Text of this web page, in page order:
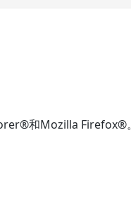
和Mozilla Firefox®。